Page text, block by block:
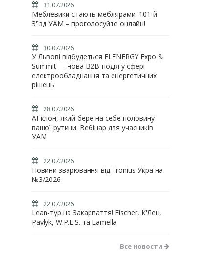
31.07.2026
Меблевики стають меблярами. 101-й
З'їзд УАМ – проголосуйте онлайн!
30.07.2026
У Львові відбудеться ELENERGY Expo &
Summit — нова B2B-подія у сфері
електрообладнання та енергетичних
рішень
28.07.2026
AI-клон, який бере на себе половину
вашої рутини. Вебінар для учасників
УАМ
22.07.2026
Новини зварювання від Fronius Україна
№3/2026
22.07.2026
Lean-тур на Закарпаття! Fischer, К'Лен,
Pavlyk, W.P.E.S. та Lamella
Все новости